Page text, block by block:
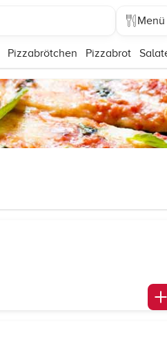
Menü
Pizzabrötchen Pizzabrot